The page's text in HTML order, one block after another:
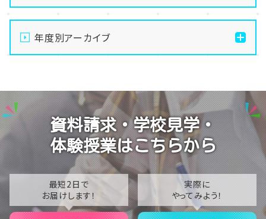
【本校スクーリング】茂原レポートPart3！みんなで囲む
楽しいご飯タイム
【本校スクーリング】茂原レポートPart2！2日目の授業
【本校スクーリング】いよいよ出発！2年生の一大イベン
トがスタート🙌
【生徒会活動】今年度も元気に始動！最高の「仲間」が
お迎えします
【進路サポート】未来への一歩！一年生から始める進路
ガイダンス
年度別アーカイブ
2025
2024
2023
2021
2020
資料請求・学校見学・
体験授業はこちらから
最短2日で
お届けします！
実際に
やってみよう！